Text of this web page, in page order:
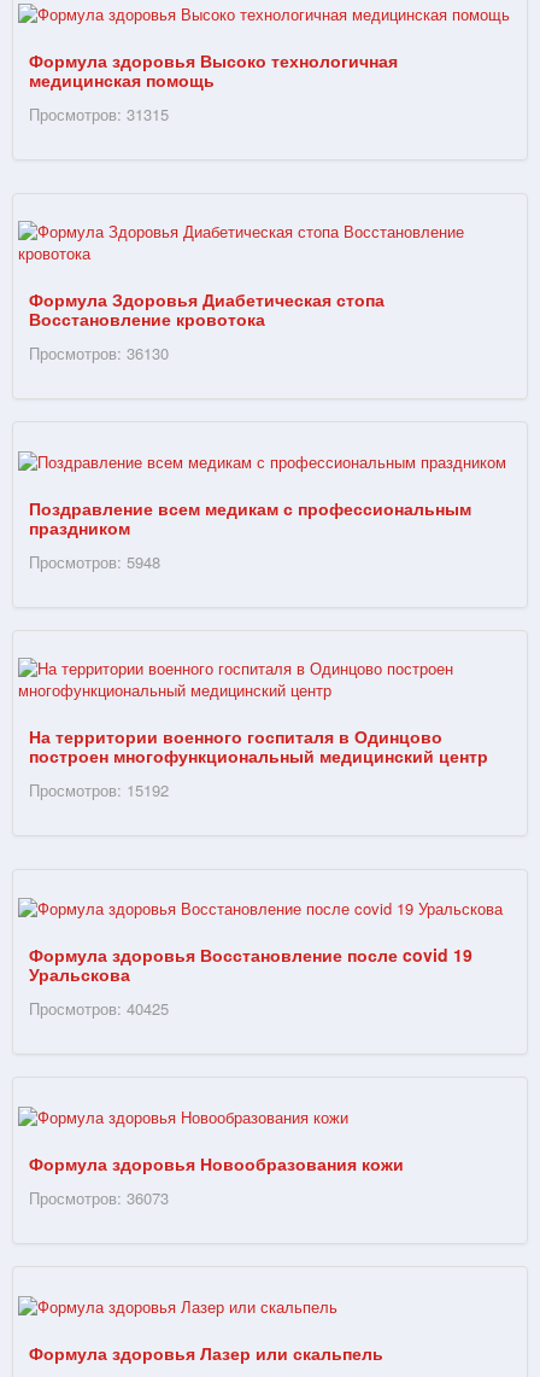
Формула здоровья Высоко технологичная
медицинская помощь
Просмотров: 31315
Формула Здоровья Диабетическая стопа
Восстановление кровотока
Просмотров: 36130
Поздравление всем медикам с профессиональным
праздником
Просмотров: 5948
На территории военного госпиталя в Одинцово
построен многофункциональный медицинский центр
Просмотров: 15192
Формула здоровья Восстановление после covid 19
Уральскова
Просмотров: 40425
Формула здоровья Новообразования кожи
Просмотров: 36073
Формула здоровья Лазер или скальпель